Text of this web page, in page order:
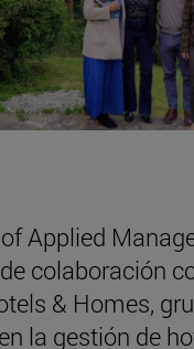
Applied
colaboración
& Homes,
la gestión de